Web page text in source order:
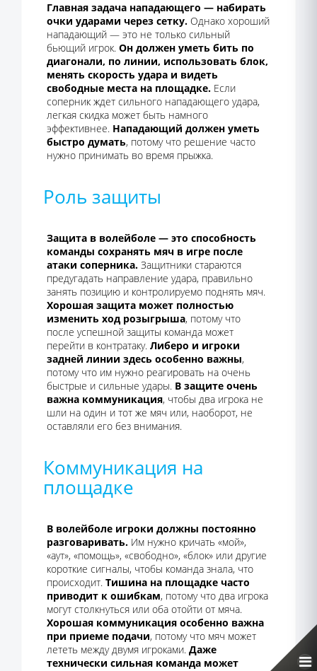
Главная задача нападающего — набирать
очки ударами через сетку. Однако хороший
нападающий — это не только сильный
бьющий игрок. Он должен уметь бить по
диагонали, по линии, использовать блок,
менять скорость удара и видеть
свободные места на площадке. Если
соперник ждет сильного нападающего удара,
легкая скидка может быть намного
эффективнее. Нападающий должен уметь
быстро думать, потому что решение часто
нужно принимать во время прыжка.
Роль защиты
Защита в волейболе — это способность
команды сохранять мяч в игре после
атаки соперника. Защитники стараются
предугадать направление удара, правильно
занять позицию и контролируемо поднять мяч.
Хорошая защита может полностью
изменить ход розыгрыша, потому что
после успешной защиты команда может
перейти в контратаку. Либеро и игроки
задней линии здесь особенно важны,
потому что им нужно реагировать на очень
быстрые и сильные удары. В защите очень
важна коммуникация, чтобы два игрока не
шли на один и тот же мяч или, наоборот, не
оставляли его без внимания.
Коммуникация на
площадке
В волейболе игроки должны постоянно
разговаривать. Им нужно кричать «мой»,
«аут», «помощь», «свободно», «блок» или другие
короткие сигналы, чтобы команда знала, что
происходит. Тишина на площадке часто
приводит к ошибкам, потому что два игрока
могут столкнуться или оба отойти от мяча.
Хорошая коммуникация особенно важна
при приеме подачи, потому что мяч может
лететь между двумя игроками. Даже
технически сильная команда может